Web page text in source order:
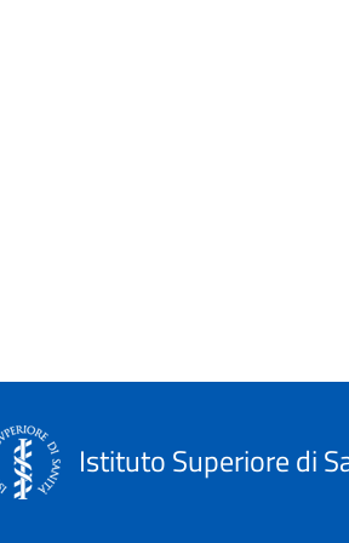
Istituto Superiore di